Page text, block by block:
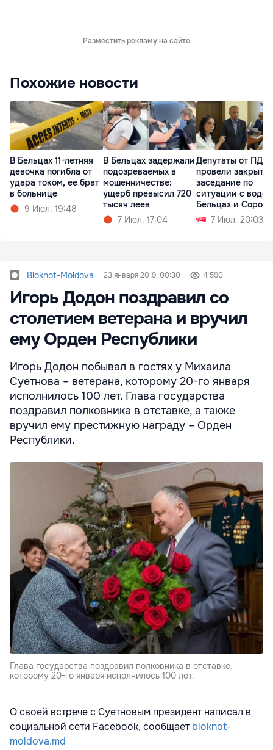
Разместить рекламу на сайте
Похожие новости
В Бельцах 11-летняя
девочка погибла от
удара током, ее брат
в больнице
9 Июл. 19:48
В Бельцах задержали
подозреваемых в
мошенничестве:
ущерб превысил 720
тысяч леев
7 Июл. 17:04
Депутаты от ПДС
провели закрытое
заседание по
ситуации с
Бельцах и
7 Июл. 20:03
Bloknot-Moldova 23 января 2019, 00:30 4 590
Игорь Додон поздравил со
столетием ветерана и вручил
ему Орден Республики
Игорь Додон побывал в гостях у Михаила
Суетнова – ветерана, которому 20-го января
исполнилось 100 лет. Глава государства
поздравил полковника в отставке, а также
вручил ему престижную награду – Орден
Республики.
Глава государства поздравил полковника в отставке,
которому 20-го января исполнилось 100 лет.
О своей встрече с Суетновым президент написал в
социальной сети Facebook, сообщаетbloknot-
moldova.md